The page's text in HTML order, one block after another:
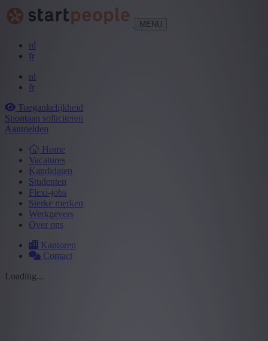
MENU
nl
fr
nl
fr
Toegankelijkheid
Spontaan solliciteren
Aanmelden
Home
Vacatures
Kandidaten
Studenten
Flexi-jobs
Sterke merken
Werkgevers
Over ons
Kantoren
Contact
Loading...